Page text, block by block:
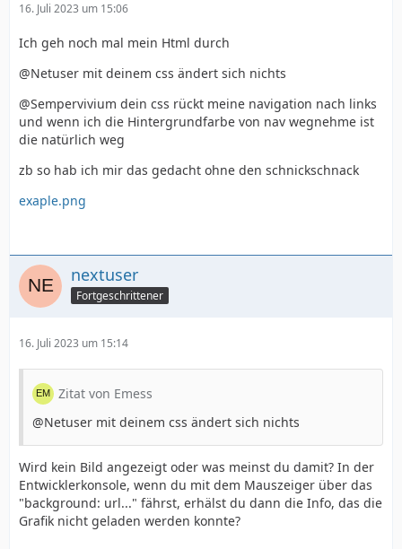
16. Juli 2023 um 15:06
Ich geh noch mal mein Html durch
@Netuser mit deinem css ändert sich nichts
@Sempervivium dein css rückt meine navigation nach links
und wenn ich die Hintergrundfarbe von nav wegnehme ist
die natürlich weg
zb so hab ich mir das gedacht ohne den schnickschnack
exaple.png
nextuser
Fortgeschrittener
16. Juli 2023 um 15:14
Zitat von Emess
@Netuser mit deinem css ändert sich nichts
Wird kein Bild angezeigt oder was meinst du damit? In der
Entwicklerkonsole, wenn du mit dem Mauszeiger über das
"background: url..." fährst, erhälst du dann die Info, das die
Grafik nicht geladen werden konnte?